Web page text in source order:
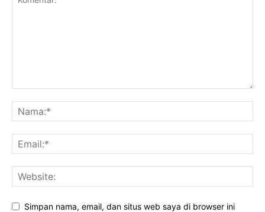
Simpan nama, email, dan situs web saya di browser ini